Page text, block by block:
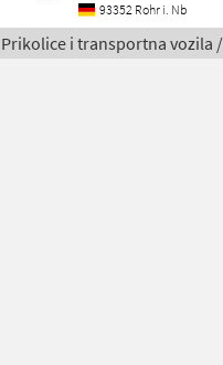
93352 Rohr i. Nb
Prikolice i transportna vozila